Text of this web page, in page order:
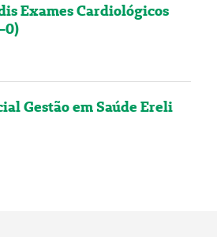
Exames Cardiológicos
0)
Gestão em Saúde Ereli